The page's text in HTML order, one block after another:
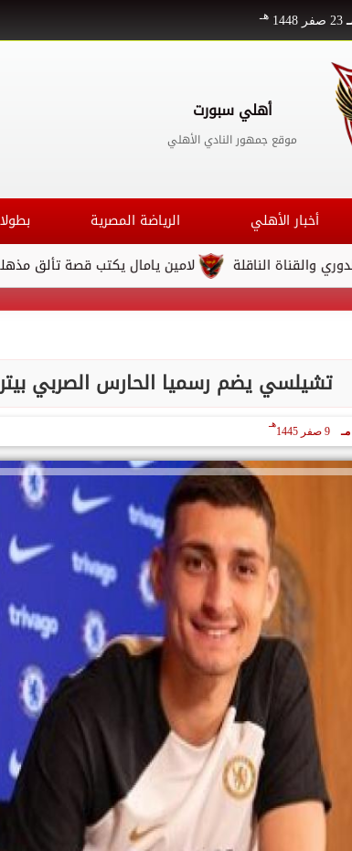
23 صفر 1448 هـ
أهلي سبورت
موقع جمهور النادي الأهلي
أخبار الأهلي الرياضة المصرية
لامين يامال يكتب قصة تألق مذهلة في الناقلة
تشيلسي يضم رسميا الحارس الصربي
9 صفر 1445
هـ